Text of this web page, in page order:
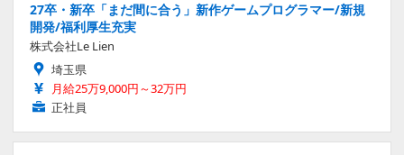
27卒・新卒「まだ間に合う」新作ゲームプログラマー/新規
開発/福利厚生充実
株式会社Le Lien
埼玉県
月給25万9,000円～32万円
正社員